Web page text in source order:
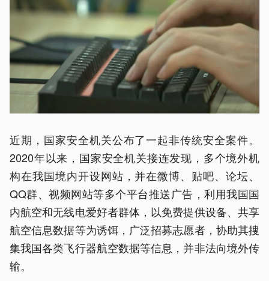
近期，国家安全机关公布了一起非传统安全案件。
2020年以来，国家安全机关接连发现，多个境外机
构在我国境内开设网站，并在微博、贴吧、论坛、
QQ群、视频网站等多个平台推送广告，利用我国国
内航空和无线电爱好者群体，以免费提供设备、共享
航空信息数据等为诱饵，广泛招募志愿者，协助其搜
集我国各类飞行器航空数据等信息，并非法向境外传
输。